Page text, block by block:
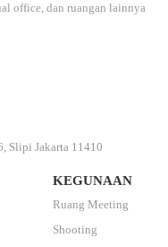
office, dan ruangan lainnya
Slipi Jakarta 11410
KEGUNAAN
Ruang Meeting
Shooting